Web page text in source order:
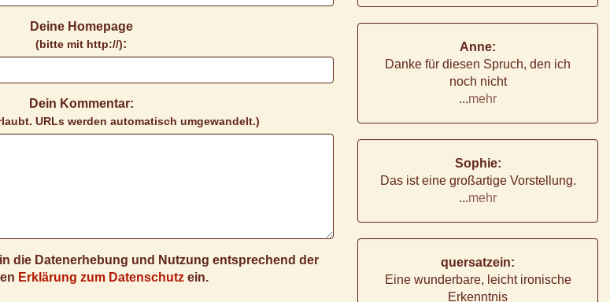
Deine Homepage
(bitte mit http://):
Dein Kommentar:
URLs werden automatisch umgewandelt.)
die Datenerhebung und Nutzung entsprechend der
Erklärung zum Datenschutzein.
Anne:
Danke für diesen Spruch, den ich
noch nicht
...mehr
Sophie:
Das ist eine großartige Vorstellung.
...mehr
quersatzein:
Eine wunderbare, leicht ironische
Erkenntnis